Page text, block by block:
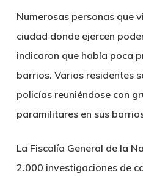
Numerosas personas que
ciudad donde ejercen
indicaron que había poca
barrios. Varios residentes
policías reuniéndose con
paramilitares en sus
La Fiscalía General de la
2.000 investigaciones de